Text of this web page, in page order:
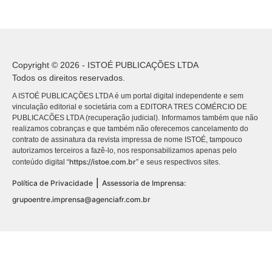
Copyright © 2026 - ISTOÉ PUBLICAÇÕES LTDA
Todos os direitos reservados.
A ISTOÉ PUBLICAÇÕES LTDA é um portal digital independente e sem
vinculação editorial e societária com a EDITORA TRES COMÉRCIO DE
PUBLICACÕES LTDA (recuperação judicial). Informamos também que não
realizamos cobranças e que também não oferecemos cancelamento do
contrato de assinatura da revista impressa de nome ISTOÉ, tampouco
autorizamos terceiros a fazê-lo, nos responsabilizamos apenas pelo
conteúdo digital “https://istoe.com.br” e seus respectivos sites.
Política de Privacidade
Assessoria de Imprensa:
grupoentre.imprensa@agenciafr.com.br